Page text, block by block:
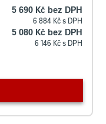
5 690 Kč bez DPH
6 884 Kč s DPH
5 080 Kč bez DPH
6 146 Kč s DPH